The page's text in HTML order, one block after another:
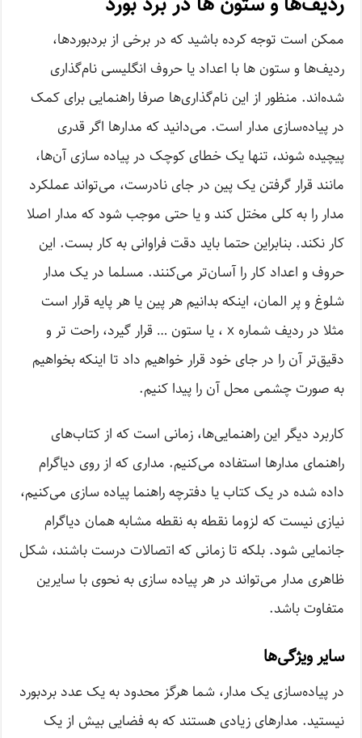
ممکن است توجه کرده باشید که در برخی از بردبوردها،
ردیف‌ها و ستون ها با اعداد یا حروف انگلیسی نام‌گذاری
شده‌اند. منظور از این نام‌گذاری‌ها صرفا راهنمایی برای کمک
در پیاده‌سازی مدار است. می‌دانید که مدارها اگر قدری
پیچیده شوند، تنها یک خطای کوچک در پیاده سازی آن‌ها،
مانند قرار گرفتن یک پین در جای نادرست، می‌تواند عملکرد
مدار را به کلی مختل کند و یا حتی موجب شود که مدار اصلا
کار نکند. بنابراین حتما باید دقت فراوانی به کار بست. این
حروف و اعداد کار را آسان‌تر می‌کنند. مسلما در یک مدار
شلوغ و پر المان، اینکه بدانیم هر پین یا هر پایه قرار است
مثلا در ردیف شماره x ، یا ستون … قرار گیرد، راحت تر و
دقیق‌تر آن ‌را در جای خود قرار خواهیم داد تا اینکه بخواهیم
به صورت چشمی محل آن را پیدا کنیم.
کاربرد دیگر این راهنمایی‌ها، زمانی است که از کتاب‌های
راهنمای مدارها استفاده می‌کنیم. مداری که از روی دیاگرام
داده شده در یک کتاب یا دفترچه راهنما پیاده سازی می‌کنیم،
نیازی نیست که لزوما نقطه به نقطه مشابه همان دیاگرام
جانمایی شود. بلکه تا زمانی که اتصالات درست باشند، شکل
ظاهری مدار می‌تواند در هر پیاده سازی به نحوی با سایرین
متفاوت باشد.
سایر ویژگی‌ها
در پیاده‌سازی یک مدار، شما هرگز محدود به یک عدد برد‌بورد
نیستید. مدارهای زیادی هستند که به فضایی بیش از یک